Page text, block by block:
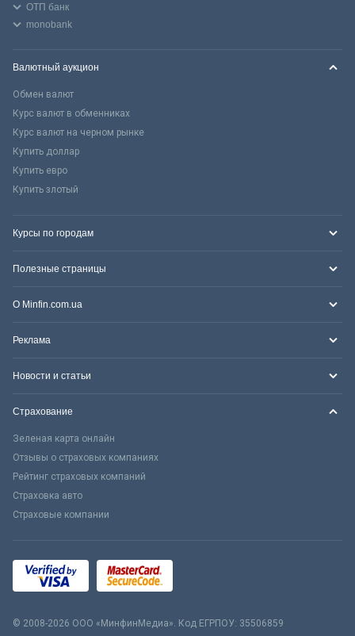
ОТП банк
monobank
Валютный аукцион
Обмен валют
Курс валют в обменниках
Курс валют на черном рынке
Купить доллар
Купить евро
Купить злотый
Курсы по городам
Полезные страницы
О Minfin.com.ua
Реклама
Новости и статьи
Страхование
Зеленая карта онлайн
Отзывы о страховых компаниях
Рейтинг страховых компаний
Страховка авто
Страховые компании
© 2008-2026 ООО «МинфинМедиа». Код ЕГРПОУ: 35506859